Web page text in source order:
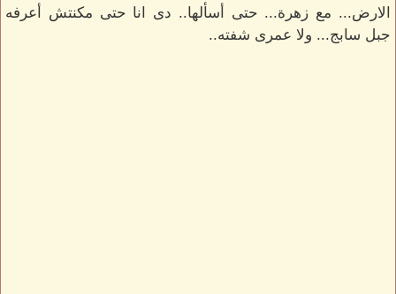
الارض... مع زهرة... حتى أسألها.. دى انا حتى مكنتش أعرفه
جبل سابج... ولا عمرى شفته..